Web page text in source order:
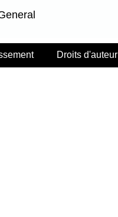
Droits d'auteur